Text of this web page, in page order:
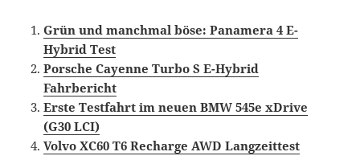
Grün und manchmal böse: Panamera 4 E-
Hybrid Test
Porsche Cayenne Turbo S E-Hybrid
Fahrbericht
Erste Testfahrt im neuen BMW 545e xDrive
(G30 LCI)
Volvo XC60 T6 Recharge AWD Langzeittest